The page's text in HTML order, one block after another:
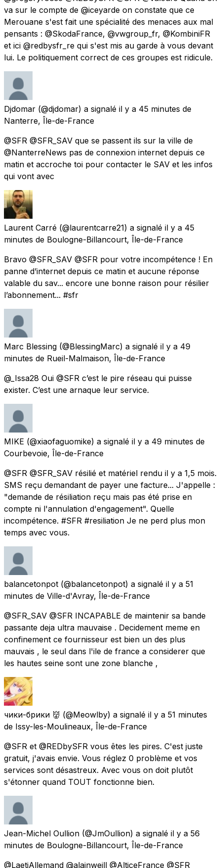
va sur le compte de @iceyarde on constate que ce
Merouane s'est fait une spécialité des menaces aux mal
pensants : @SkodaFrance, @vwgroup_fr, @KombiniFR
et ici @redbysfr_re qui s'est mis au garde à vous devant
lui. Le politiquement correct de ces groupes est ridicule.
Djdomar (@djdomar) a signalé il y a 45 minutes de
Nanterre, Île-de-France
@SFR @SFR_SAV que se passent ils sur la ville de
@NanterreNews pas de connexion internet depuis ce
matin et accroche toi pour contacter le SAV et les infos
qui vont avec
Laurent Carré (@laurentcarre21) a signalé il y a 45
minutes de Boulogne-Billancourt, Île-de-France
Bravo @SFR_SAV @SFR pour votre incompétence ! En
panne d’internet depuis ce matin et aucune réponse
valable du sav... encore une bonne raison pour résilier
l’abonnement... #sfr
Marc Blessing (@BlessingMarc) a signalé il y a 49
minutes de Rueil-Malmaison, Île-de-France
@_Issa28 Oui @SFR c’est le pire réseau qui puisse
exister. C’est une arnaque leur service.
MIKE (@xiaofaguomike) a signalé il y a 49 minutes de
Courbevoie, Île-de-France
@SFR @SFR_SAV résilié et matériel rendu il y a 1,5 mois.
SMS reçu demandant de payer une facture... J'appelle :
"demande de résiliation reçu mais pas été prise en
compte ni l'annulation d'engagement". Quelle
incompétence. #SFR #resiliation Je ne perd plus mon
temps avec vous.
balancetonpot (@balancetonpot) a signalé il y a 51
minutes de Ville-d'Avray, Île-de-France
@SFR_SAV @SFR INCAPABLE de maintenir sa bande
passante deja ultra mauvaise . Decidement meme en
confinement ce fournisseur est bien un des plus
mauvais , le seul dans l'ile de france a considerer que
les hautes seine sont une zone blanche ,
чики-брики 👹 (@Meowlby) a signalé il y a 51 minutes
de Issy-les-Moulineaux, Île-de-France
@SFR et @REDbySFR vous êtes les pires. C'est juste
gratuit, j'avais envie. Vous réglez 0 problème et vos
services sont désastreux. Avec vous on doit plutôt
s'étonner quand TOUT fonctionne bien.
Jean-Michel Oullion (@JmOullion) a signalé il y a 56
minutes de Boulogne-Billancourt, Île-de-France
@LaetiAllemand @alainweill @AlticeFrance @SFR